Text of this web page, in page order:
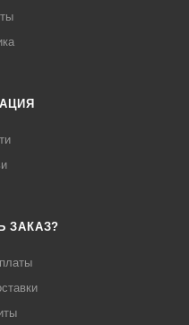
ЗАКАЗ?